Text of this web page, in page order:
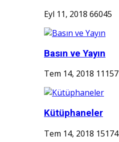
Eyl 11, 2018 66045
Basın ve Yayın
Tem 14, 2018 11157
Kütüphaneler
Tem 14, 2018 15174